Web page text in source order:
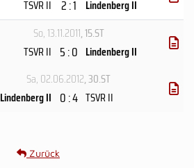
TSVR II 2 : 1 Lindenberg II
So, 13.11.2011, 15.ST
TSVR II 5 : 0 Lindenberg II
Sa, 02.06.2012, 30.ST
Lindenberg II 0 : 4 TSVR II
Zurück